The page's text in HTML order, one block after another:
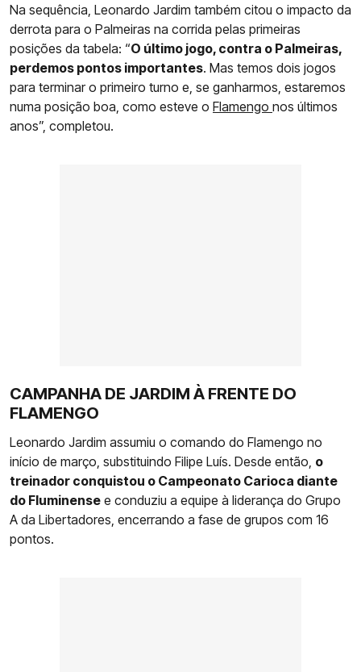
Na sequência, Leonardo Jardim também citou o impacto da
derrota para o Palmeiras na corrida pelas primeiras
posições da tabela: “O último jogo, contra o Palmeiras,
perdemos pontos importantes. Mas temos dois jogos
para terminar o primeiro turno e, se ganharmos, estaremos
numa posição boa, como esteve o Flamengo nos últimos
anos”, completou.
CAMPANHA DE JARDIM À FRENTE DO
FLAMENGO
Leonardo Jardim assumiu o comando do Flamengo no
início de março, substituindo Filipe Luís. Desde então, o
treinador conquistou o Campeonato Carioca diante
do Fluminense e conduziu a equipe à liderança do Grupo
A da Libertadores, encerrando a fase de grupos com 16
pontos.